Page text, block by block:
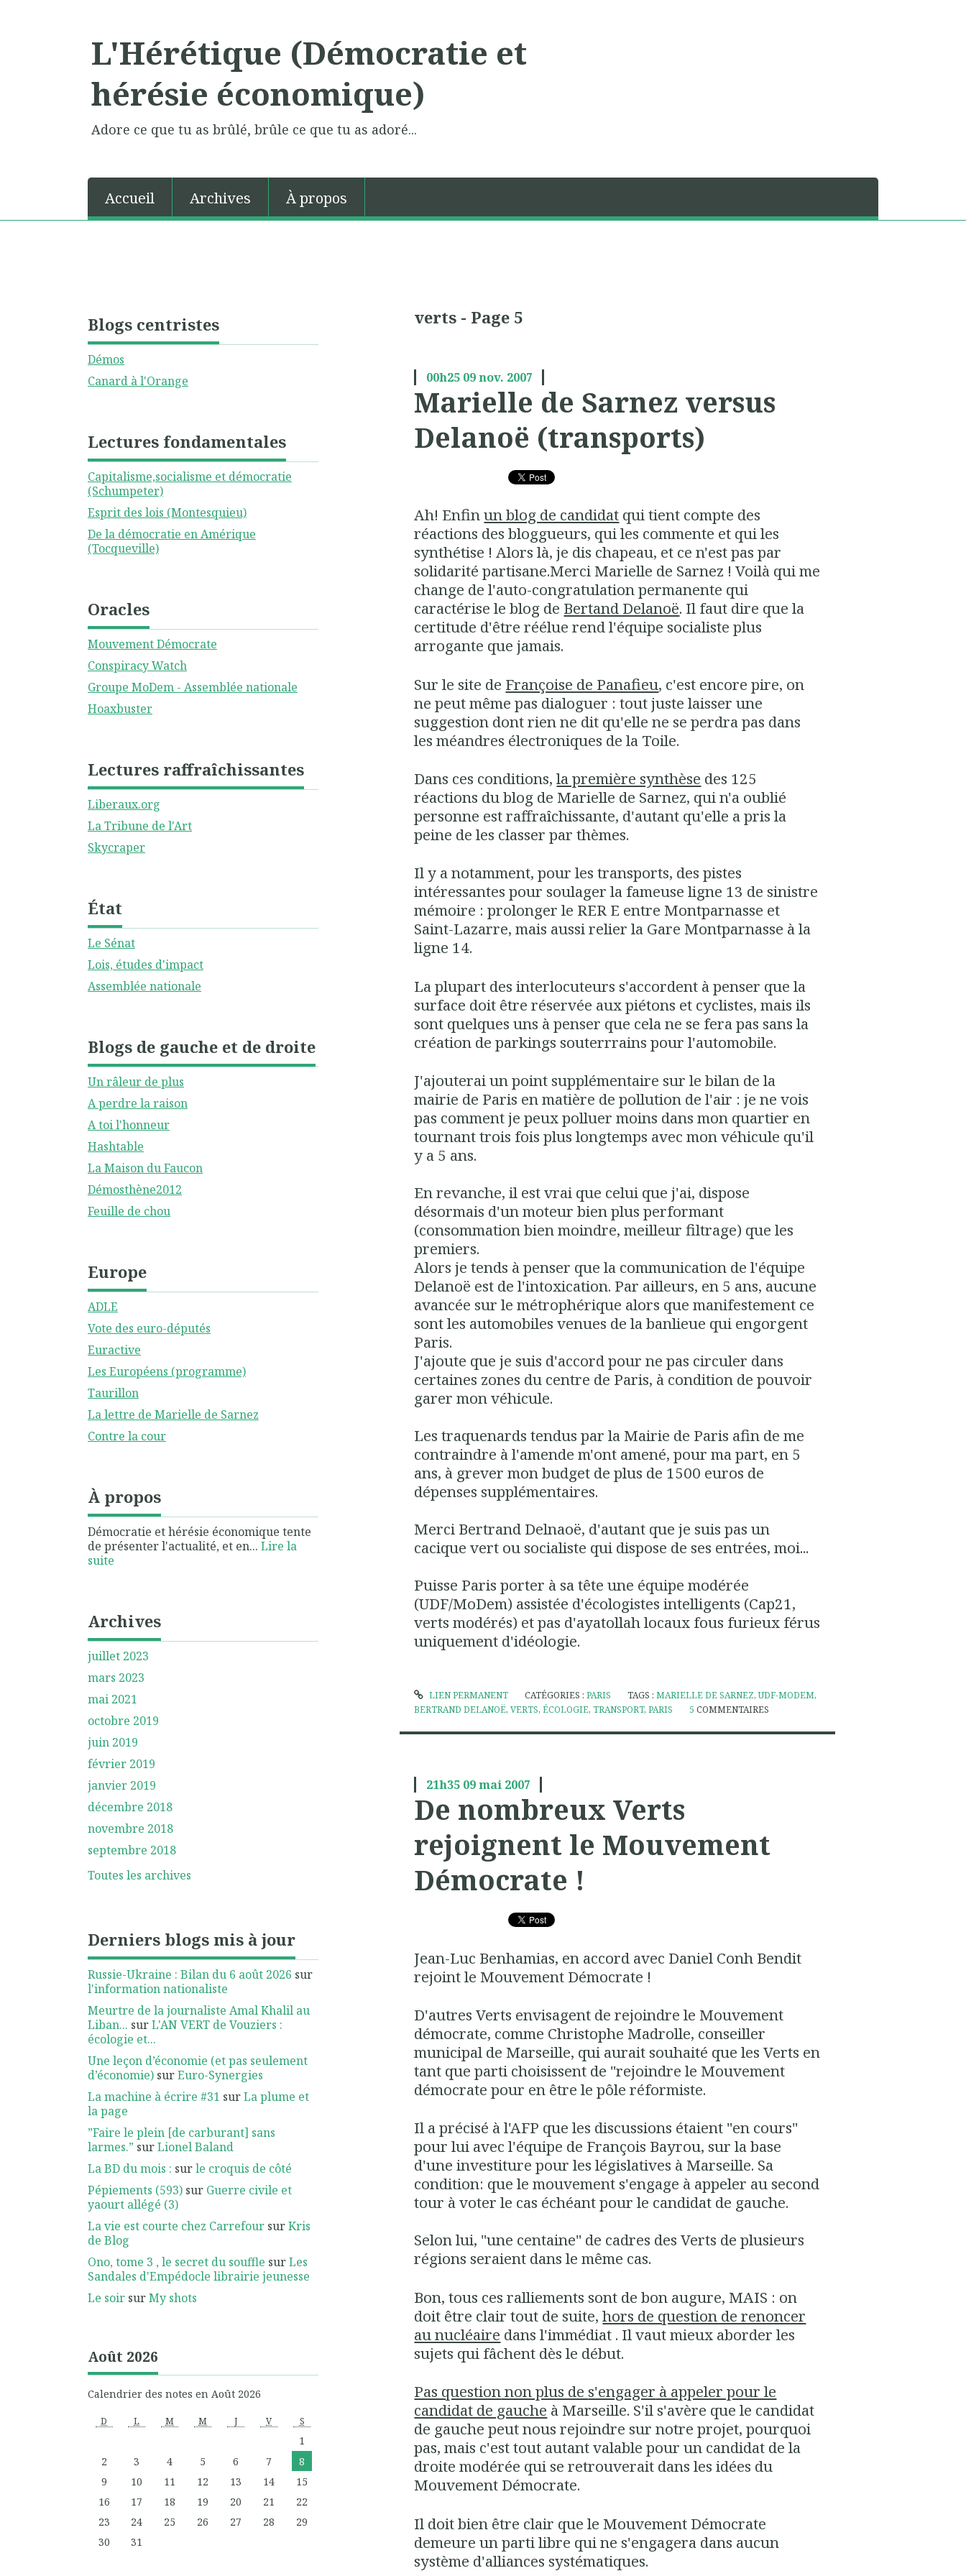
L'Hérétique (Démocratie et
hérésie économique)
Adore ce que tu as brûlé, brûle ce que tu as adoré...
Accueil Archives À propos
Blogs centristes
Démos
Canard à l'Orange
Lectures fondamentales
Capitalisme,socialisme et démocratie
(Schumpeter)
Esprit des lois (Montesquieu)
De la démocratie en Amérique
(Tocqueville)
Oracles
Mouvement Démocrate
Conspiracy Watch
Groupe MoDem - Assemblée nationale
Hoaxbuster
Lectures raffraîchissantes
Liberaux.org
La Tribune de l'Art
Skycraper
État
Le Sénat
Lois, études d'impact
Assemblée nationale
Blogs de gauche et de droite
Un râleur de plus
A perdre la raison
A toi l'honneur
Hashtable
La Maison du Faucon
Démosthène2012
Feuille de chou
Europe
ADLE
Vote des euro-députés
Euractive
Les Européens (programme)
Taurillon
La lettre de Marielle de Sarnez
Contre la cour
À propos
Démocratie et hérésie économique tente
de présenter l'actualité, et en... Lire la
suite
Archives
juillet 2023
mars 2023
mai 2021
octobre 2019
juin 2019
février 2019
janvier 2019
décembre 2018
novembre 2018
septembre 2018
Toutes les archives
Derniers blogs mis à jour
Russie-Ukraine : Bilan du 6 août 2026 sur
l'information nationaliste
Meurtre de la journaliste Amal Khalil au
Liban... surL'AN VERT de Vouziers :
écologie et...
Une leçon d’économie (et pas seulement
d’économie) surEuro-Synergies
La machine à écrire #31 surLa plume et
la page
”Faire le plein [de carburant] sans
larmes.” surLionel Baland
La BD du mois : surle croquis de côté
Pépiements (593) sur Guerre civile et
yaourt allégé (3)
La vie est courte chez Carrefour surKris
de Blog
Ono, tome 3 , le secret du souffle surLes
Sandales d'Empédocle librairie jeunesse
Le soir surMy shots
Août 2026
Calendrier des notes en Août 2026
D L M M J V S
1
2
3 4 5 6 7
8
9
10 11 12 13 14
15
16
17 18 19 20 21
22
23
24 25 26 27 28
29
30
31
verts - Page 5
00h25 09nov. 2007
Marielle de Sarnez versus
Delanoë (transports)
Ah! Enfinun blog de candidat qui tient compte des
réactions des bloggueurs, qui les commente et qui les
synthétise ! Alors là, je dis chapeau, et ce n'est pas par
solidarité partisane.Merci Marielle de Sarnez ! Voilà qui me
change de l'auto-congratulation permanente qui
caractérise le blog de Bertand Delanoë. Il faut dire que la
certitude d'être réélue rend l'équipe socialiste plus
arrogante que jamais.
Sur le site de Françoise de Panafieu, c'est encore pire, on
ne peut même pas dialoguer : tout juste laisser une
suggestion dont rien ne dit qu'elle ne se perdra pas dans
les méandres électroniques de la Toile.
Dans ces conditions,la première synthèse des 125
réactions du blog de Marielle de Sarnez, qui n'a oublié
personne estraffraîchissante, d'autant qu'elle a pris la
peine de les classer par thèmes.
Il y a notamment, pour les transports, des pistes
intéressantes pour soulager la fameuse ligne 13 de sinistre
mémoire :prolonger le RER E entre Montparnasse et
Saint-Lazarre, mais aussi relier la Gare Montparnasse à la
ligne 14.
La plupart des interlocuteurs s'accordent à penser que la
surface doit être réservée aux piétons et cyclistes, mais ils
sont quelques uns à penser que cela ne se fera pas sans la
création deparkings souterrrains pour l'automobile.
J'ajouterai un point supplémentaire sur le bilan de la
mairie de Paris en matière de pollution de l'air :je ne vois
pas comment je peux polluer moins dans mon quartier en
tournant trois fois plus longtemps avec mon véhicule qu'il
y a 5 ans.
En revanche, il est vrai que celui que j'ai, dispose
désormais d'unmoteur bien plus performant
(consommation bien moindre, meilleur filtrage) que les
premiers.
Alors je tends à penser quela communication de l'équipe
Delanoë est de l'intoxication. Par ailleurs, en 5 ans, aucune
avancée sur le métrophérique alors que manifestement ce
sont les automobiles venues de la banlieue qui engorgent
Paris.
J'ajoute que je suis d'accord pour ne pas circuler dans
certaines zones du centre de Paris, à condition de pouvoir
garer mon véhicule.
Les traquenards tendus par la Mairie de Paris afin de me
contraindre à l'amende m'ont amené, pour ma part, en 5
ans, à grever mon budget de plus de 1500 euros de
dépenses supplémentaires.
Merci Bertrand Delnaoë, d'autant que je suis pas un
cacique vert ou socialiste qui dispose de ses entrées, moi...
Puisse Paris porter à sa tête une équipe modérée
(UDF/MoDem) assistée d'écologistes intelligents (Cap21,
verts modérés) et pas d'ayatollah locaux fous furieux férus
uniquement d'idéologie.
LIEN PERMANENT CATÉGORIES : PARIS TAGS : MARIELLE DE SARNEZ,UDF-MODEM,
BERTRAND DELANOË,VERTS,ÉCOLOGIE,TRANSPORT,PARIS 5 COMMENTAIRES
21h35 09mai 2007
De nombreux Verts
rejoignent le Mouvement
Démocrate !
Jean-Luc Benhamias, en accord avec Daniel Conh Bendit
rejoint le Mouvement Démocrate !
D'autres Verts envisagent de rejoindre le Mouvement
démocrate, comme Christophe Madrolle, conseiller
municipal de Marseille, qui aurait souhaité que les Verts en
tant que parti choisissent de "rejoindre le Mouvement
démocrate pour en être le pôle réformiste.
Il a précisé à l'AFP que les discussions étaient "en cours"
pour lui avec l'équipe de François Bayrou, sur la base
d'une investiture pour les législatives à Marseille. Sa
condition: que le mouvement s'engage à appeler au second
tour à voter le cas échéant pour le candidat de gauche.
Selon lui, "une centaine" de cadres des Verts de plusieurs
régions seraient dans le même cas.
Bon, tous ces ralliements sont de bon augure, MAIS : on
doit être clair tout de suite,hors de question de renoncer
au nucléaire dans l'immédiat . Il vaut mieux aborder les
sujets qui fâchent dès le début.
Pas questionnon plus des'engager à appeler pour le
candidat de gauche à Marseille. S'il s'avère que le candidat
de gauche peut nous rejoindre sur notre projet, pourquoi
pas, mais c'est tout autant valable pour un candidat de la
droite modérée qui se retrouverait dans les idées du
Mouvement Démocrate.
Il doit bien être clair que leMouvement Démocrate
demeure unparti libre qui ne s'engagera dans aucun
système d'alliances systématiques.